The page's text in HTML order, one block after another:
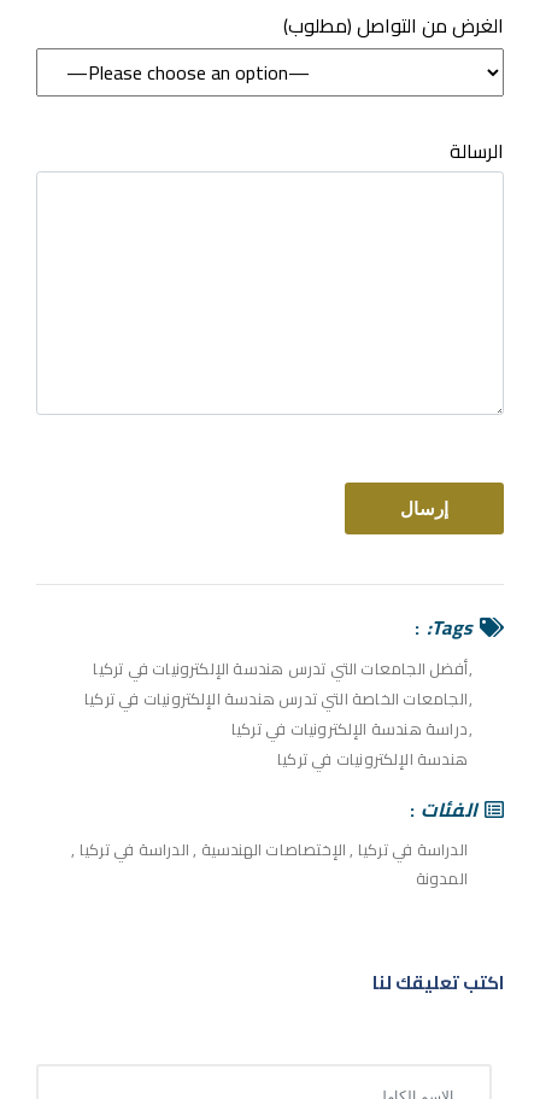
(مطلوب) الغرض من التواصل
الرسالة
Tags:
أفضل الجامعات التي تدرس هندسة الإلكترونيات في تركيا
الجامعات الخاصة التي تدرس هندسة الإلكترونيات في تركيا
دراسة هندسة الإلكترونيات في تركيا
هندسة الإلكترونيات في تركيا
الفئات
الدراسة في تركيا ,الإختصاصات الهندسية ,الدراسة في تركيا ,
المدونة
اكتب تعليقك لنا